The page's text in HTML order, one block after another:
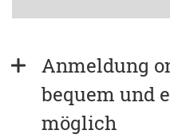
Anmeldung
bequem und
möglich